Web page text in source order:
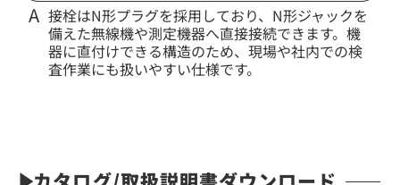
接栓はN形プラグを採用しており、N形ジャックを
備えた無線機や測定機器へ直接接続できます。機
器に直付けできる構造のため、現場や社内での検
査作業にも扱いやすい仕様です。